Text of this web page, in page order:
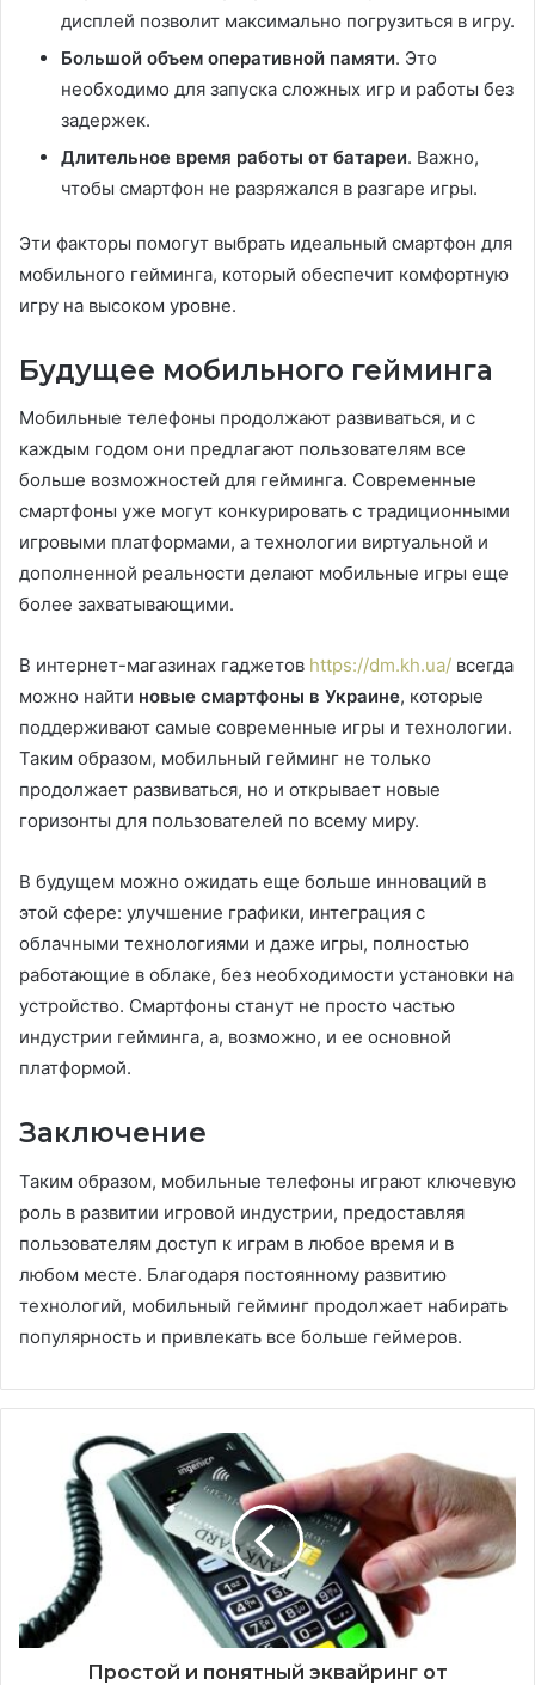
дисплей позволит максимально погрузиться в игру.
Большой объем оперативной памяти. Это
необходимо для запуска сложных игр и работы без
задержек.
Длительное время работы от батареи. Важно,
чтобы смартфон не разряжался в разгаре игры.
Эти факторы помогут выбрать идеальный смартфон для
мобильного гейминга, который обеспечит комфортную
игру на высоком уровне.
Будущее мобильного гейминга
Мобильные телефоны продолжают развиваться, и с
каждым годом они предлагают пользователям все
больше возможностей для гейминга. Современные
смартфоны уже могут конкурировать с традиционными
игровыми платформами, а технологии виртуальной и
дополненной реальности делают мобильные игры еще
более захватывающими.
В интернет-магазинах гаджетов https://dm.kh.ua/ всегда
можно найти новые смартфоны в Украине, которые
поддерживают самые современные игры и технологии.
Таким образом, мобильный гейминг не только
продолжает развиваться, но и открывает новые
горизонты для пользователей по всему миру.
В будущем можно ожидать еще больше инноваций в
этой сфере: улучшение графики, интеграция с
облачными технологиями и даже игры, полностью
работающие в облаке, без необходимости установки на
устройство. Смартфоны станут не просто частью
индустрии гейминга, а, возможно, и ее основной
платформой.
Заключение
Таким образом, мобильные телефоны играют ключевую
роль в развитии игровой индустрии, предоставляя
пользователям доступ к играм в любое время и в
любом месте. Благодаря постоянному развитию
технологий, мобильный гейминг продолжает набирать
популярность и привлекать все больше геймеров.
Простой и понятный эквайринг от